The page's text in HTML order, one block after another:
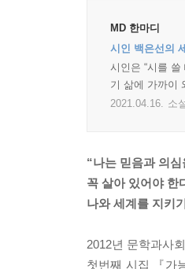
MD 한마디
시인 백은선의
시인은 “시를
기 삶에 가까이
2021.04.16. 소
“나는 믿음과 의
꼭 살아 있어야 한
나와 세계를 지키
2012년 문학과사
첫번째 시집 『가